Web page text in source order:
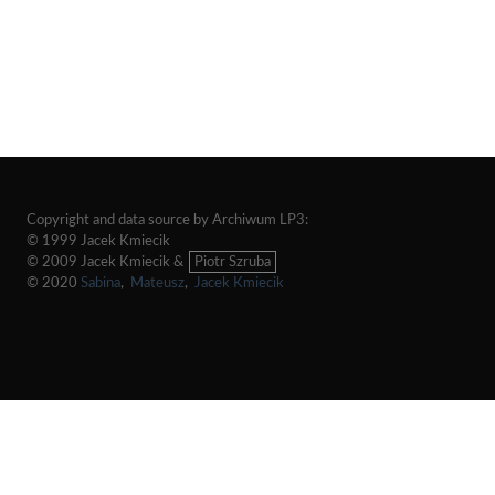
Copyright and data source by Archiwum LP3:
© 1999 Jacek Kmiecik
© 2009 Jacek Kmiecik &
Piotr Szruba
© 2020 Sabina, Mateusz, Jacek Kmiecik